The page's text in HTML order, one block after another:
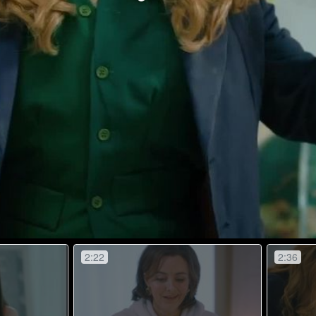
Video
2:22 2:36